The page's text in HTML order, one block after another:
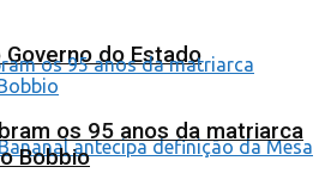
do Estado
os 95 anos da matriarca
Bobbio